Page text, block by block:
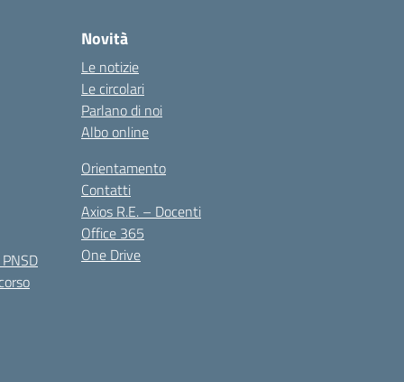
Novità
Le notizie
Le circolari
Parlano di noi
Albo online
Orientamento
Contatti
Axios R.E. – Docenti
Office 365
One Drive